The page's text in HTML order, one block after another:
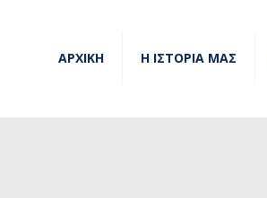
ΑΡΧΙΚΗ Η ΙΣΤΟΡΙΑ ΜΑΣ